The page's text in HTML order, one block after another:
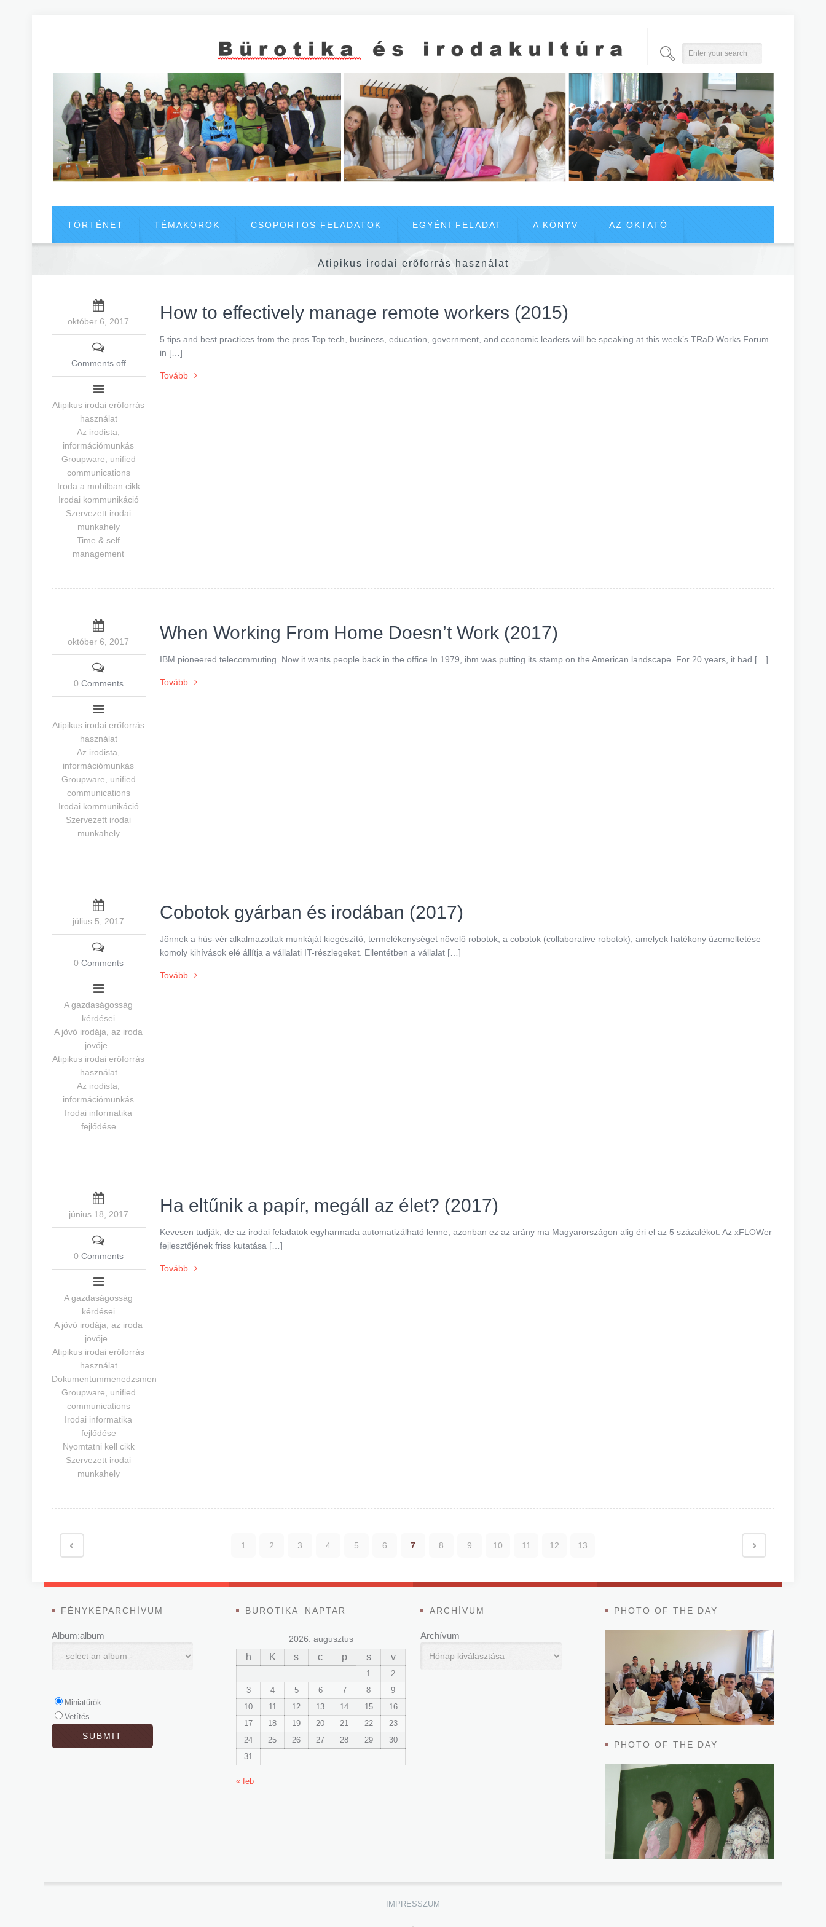
TÖRTÉNET TÉMAKÖRÖK CSOPORTOS FELADATOK EGYÉNI FELADAT A KÖNYV AZ OKTATÓ
Atipikus irodai erőforrás használat
How to effectively manage remote workers (2015)
5 tips and best practices from the pros Top tech, business, education, government, and economic leaders will be speaking at this week’s TRaD Works Forum
in […]
Tovább
október 6, 2017
Comments off
Atipikus irodai erőforrás
használat
Az irodista,
információmunkás
Groupware, unified
communications
Iroda a mobilban cikk
Irodai kommunikáció
Szervezett irodai
munkahely
Time & self
management
When Working From Home Doesn’t Work (2017)
IBM pioneered telecommuting. Now it wants people back in the office In 1979, ibm was putting its stamp on the American landscape. For 20 years, it had […]
Tovább
október 6, 2017
0 Comments
Atipikus irodai erőforrás
használat
Az irodista,
információmunkás
Groupware, unified
communications
Irodai kommunikáció
Szervezett irodai
munkahely
Cobotok gyárban és irodában (2017)
Jönnek a hús-vér alkalmazottak munkáját kiegészítő, termelékenységet növelő robotok, a cobotok (collaborative robotok), amelyek hatékony üzemeltetése
komoly kihívások elé állítja a vállalati IT-részlegeket. Ellentétben a vállalat […]
Tovább
július 5, 2017
0 Comments
A gazdaságosság
kérdései
A jövő irodája, az iroda
jövője..
Atipikus irodai erőforrás
használat
Az irodista,
információmunkás
Irodai informatika
fejlődése
Ha eltűnik a papír, megáll az élet? (2017)
Kevesen tudják, de az irodai feladatok egyharmada automatizálható lenne, azonban ez az arány ma Magyarországon alig éri el az 5 százalékot. Az xFLOWer
fejlesztőjének friss kutatása […]
Tovább
június 18, 2017
0 Comments
A gazdaságosság
kérdései
A jövő irodája, az iroda
jövője..
Atipikus irodai erőforrás
használat
Dokumentummenedzsmen
Groupware, unified
communications
Irodai informatika
fejlődése
Nyomtatni kell cikk
Szervezett irodai
munkahely
1 2 3 4 5 6 7 8 9 10 11 12 13
FÉNYKÉPARCHÍVUM
Album:album
Miniatűrök
Vetítés
BUROTIKA_NAPTAR
2026. augusztus
h K s c p s v
1
2
3
4 5 6 7 8
9
10
11 12 13 14 15
16
17
18 19 20 21 22
23
24
25 26 27 28 29
30
31
« feb
ARCHÍVUM
Archívum
PHOTO OF THE DAY
PHOTO OF THE DAY
IMPRESSZUM